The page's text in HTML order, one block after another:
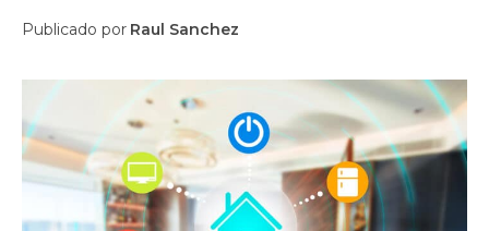
Publicado por Raul Sanchez